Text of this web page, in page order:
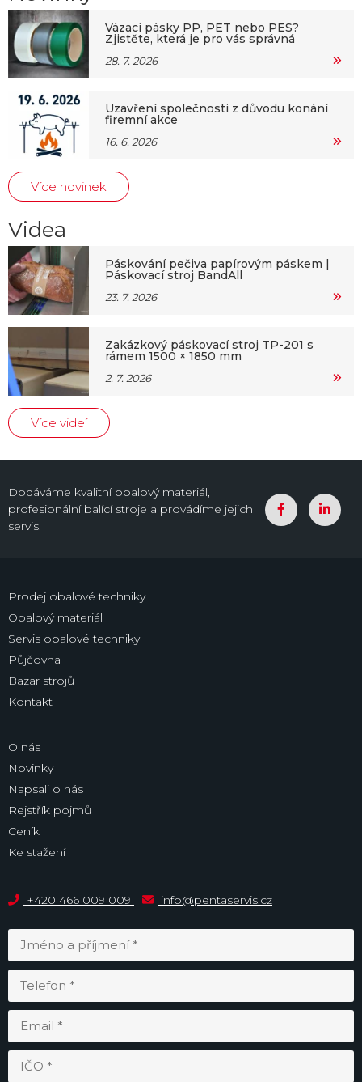
Vázací pásky PP, PET nebo PES?
Zjistěte, která je pro vás správná
28. 7. 2026
Uzavření společnosti z důvodu konání
firemní akce
16. 6. 2026
Více novinek
Videa
Páskování pečiva papírovým páskem |
Páskovací stroj BandAll
23. 7. 2026
Zakázkový páskovací stroj TP-201 s
rámem 1500 × 1850 mm
2. 7. 2026
Více videí
Dodáváme kvalitní obalový materiál,
profesionální balící stroje a provádíme jejich
servis.
Prodej obalové techniky
Obalový materiál
Servis obalové techniky
Půjčovna
Bazar strojů
Kontakt
O nás
Novinky
Napsali o nás
Rejstřík pojmů
Ceník
Ke stažení
+420 466 009 009 info@pentaservis.cz